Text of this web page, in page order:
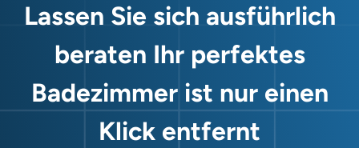
Lassen Sie sich ausführlich
beraten Ihr perfektes
Badezimmer ist nur einen
Klick entfernt